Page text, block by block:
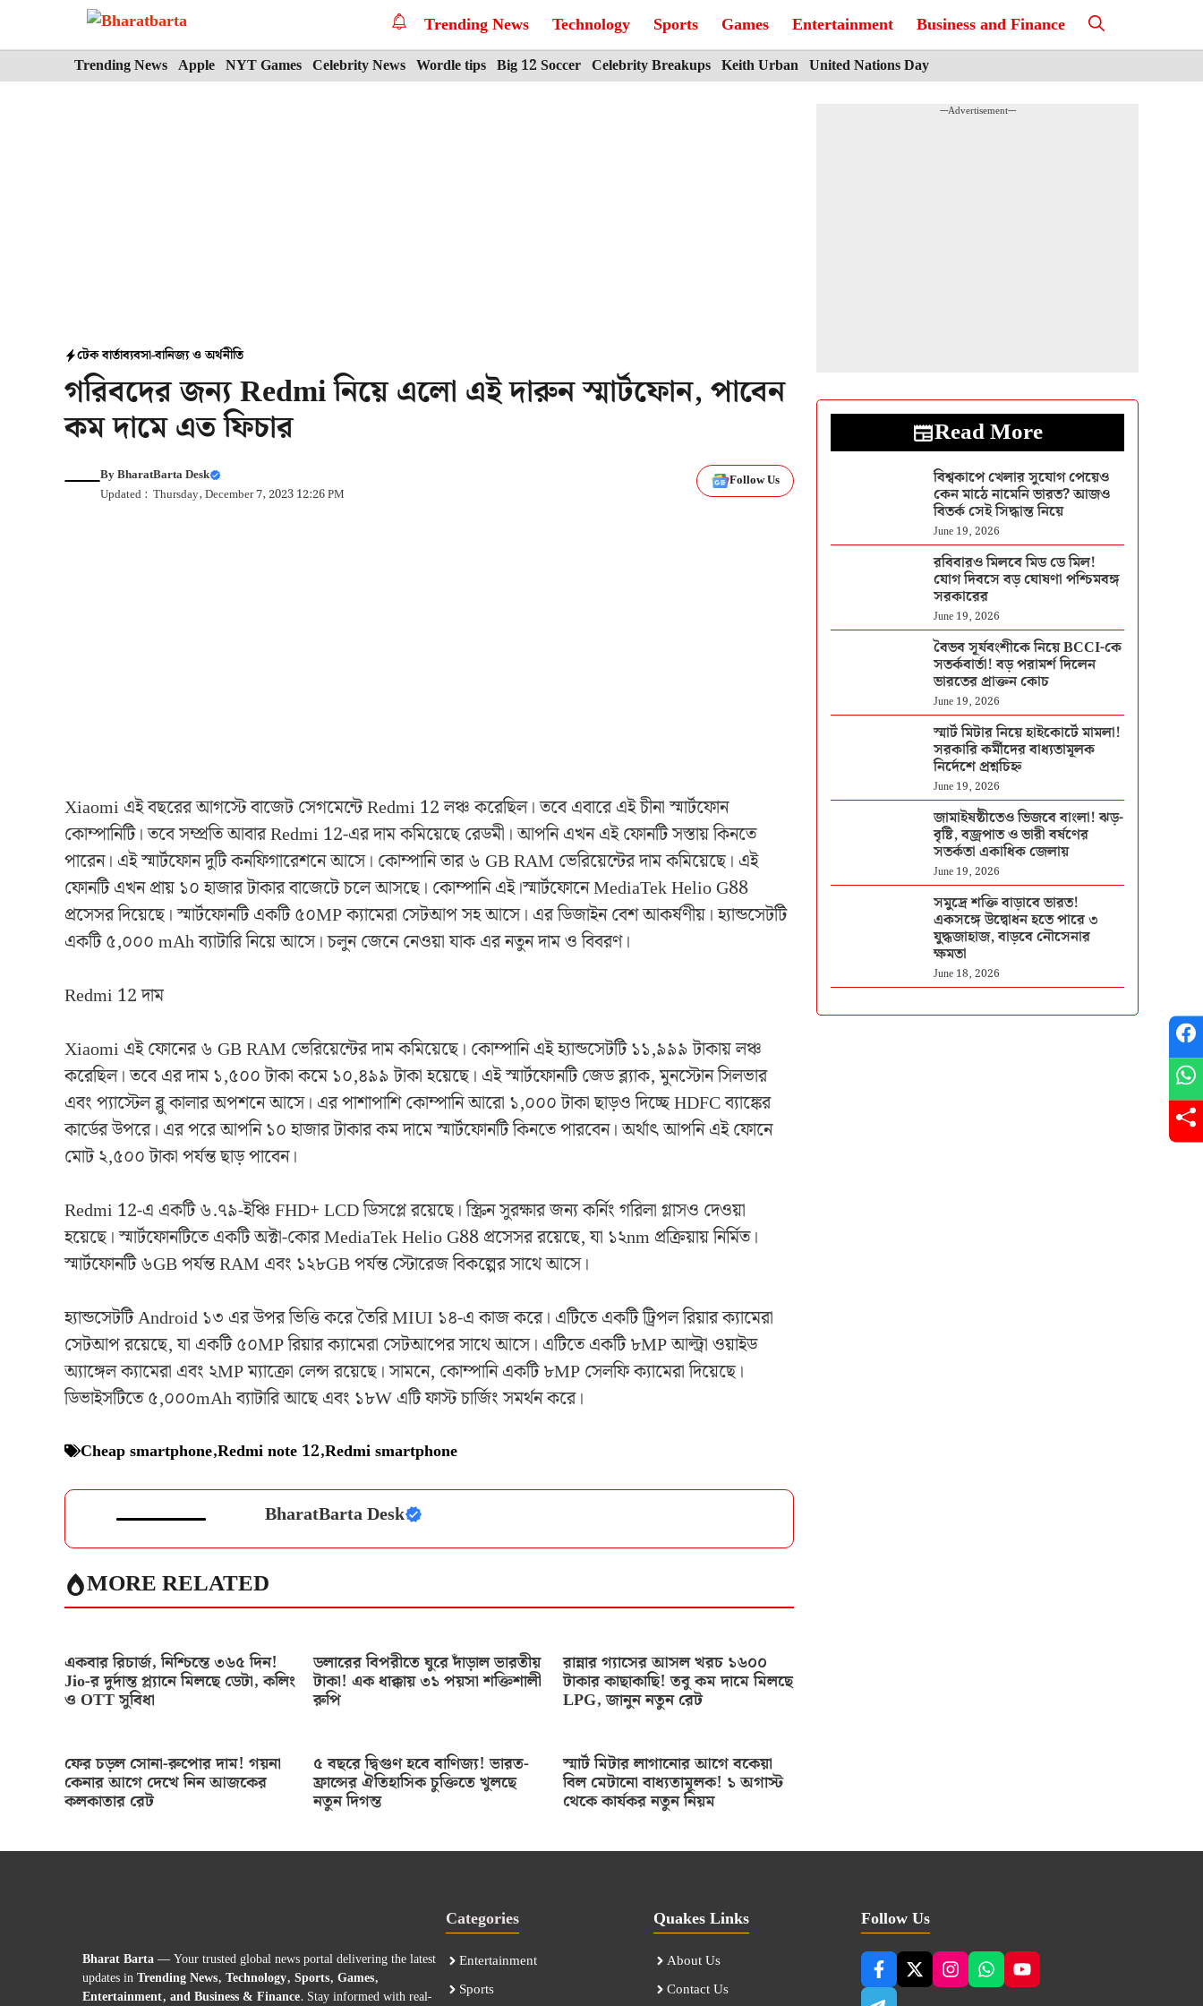
Trending News Technology Sports Games Entertainment Business and Finance
Trending News Apple NYT Games Celebrity News Wordle tips Big 12 Soccer Celebrity Breakups Keith Urban United Nations Day
টেক বার্তাব্যবসা-বানিজ্য ও অর্থনীতি
গরিবদের জন্য Redmi নিয়ে এলো এই দারুন স্মার্টফোন, পাবেন
কম দামে এত ফিচার
ByBharatBarta Desk
Updated : Thursday, December 7, 2023 12:26 PM
Follow Us
Xiaomi এই বছরের আগস্টে বাজেট সেগমেন্টে Redmi 12 লঞ্চ করেছিল। তবে এবারে এই চীনা স্মার্টফোন
কোম্পানিটি। তবে সম্প্রতি আবার Redmi 12-এর দাম কমিয়েছে রেডমী। আপনি এখন এই ফোনটি সস্তায় কিনতে
পারেন। এই স্মার্টফোন দুটি কনফিগারেশনে আসে। কোম্পানি তার ৬ GB RAM ভেরিয়েন্টের দাম কমিয়েছে। এই
ফোনটি এখন প্রায় ১০ হাজার টাকার বাজেটে চলে আসছে। কোম্পানি এই।স্মার্টফোনে MediaTek Helio G88
প্রসেসর দিয়েছে। স্মার্টফোনটি একটি ৫০MP ক্যামেরা সেটআপ সহ আসে। এর ডিজাইন বেশ আকর্ষণীয়। হ্যান্ডসেটটি
একটি ৫,০০০ mAh ব্যাটারি নিয়ে আসে। চলুন জেনে নেওয়া যাক এর নতুন দাম ও বিবরণ।
Redmi 12 দাম
Xiaomi এই ফোনের ৬ GB RAM ভেরিয়েন্টের দাম কমিয়েছে। কোম্পানি এই হ্যান্ডসেটটি ১১,৯৯৯ টাকায় লঞ্চ
করেছিল। তবে এর দাম ১,৫০০ টাকা কমে ১০,৪৯৯ টাকা হয়েছে। এই স্মার্টফোনটি জেড ব্ল্যাক, মুনস্টোন সিলভার
এবং প্যাস্টেল ব্লু কালার অপশনে আসে। এর পাশাপাশি কোম্পানি আরো ১,০০০ টাকা ছাড়ও দিচ্ছে HDFC ব্যাঙ্কের
কার্ডের উপরে। এর পরে আপনি ১০ হাজার টাকার কম দামে স্মার্টফোনটি কিনতে পারবেন। অর্থাৎ আপনি এই ফোনে
মোট ২,৫০০ টাকা পর্যন্ত ছাড় পাবেন।
Redmi 12-এ একটি ৬.৭৯-ইঞ্চি FHD+ LCD ডিসপ্লে রয়েছে। স্ক্রিন সুরক্ষার জন্য কর্নিং গরিলা গ্লাসও দেওয়া
হয়েছে। স্মার্টফোনটিতে একটি অক্টা-কোর MediaTek Helio G88 প্রসেসর রয়েছে, যা ১২nm প্রক্রিয়ায় নির্মিত।
স্মার্টফোনটি ৬GB পর্যন্ত RAM এবং ১২৮GB পর্যন্ত স্টোরেজ বিকল্পের সাথে আসে।
হ্যান্ডসেটটি Android ১৩ এর উপর ভিত্তি করে তৈরি MIUI ১৪-এ কাজ করে। এটিতে একটি ট্রিপল রিয়ার ক্যামেরা
সেটআপ রয়েছে, যা একটি ৫০MP রিয়ার ক্যামেরা সেটআপের সাথে আসে। এটিতে একটি ৮MP আল্ট্রা ওয়াইড
অ্যাঙ্গেল ক্যামেরা এবং ২MP ম্যাক্রো লেন্স রয়েছে। সামনে, কোম্পানি একটি ৮MP সেলফি ক্যামেরা দিয়েছে।
ডিভাইসটিতে ৫,০০০mAh ব্যাটারি আছে এবং ১৮W এটি ফাস্ট চার্জিং সমর্থন করে।
Cheap smartphone,Redmi note 12,Redmi smartphone
BharatBarta Desk
MORE RELATED
একবার রিচার্জ, নিশ্চিন্তে ৩৬৫ দিন!
Jio-র দুর্দান্ত প্ল্যানে মিলছে ডেটা, কলিং
ও OTT সুবিধা
ডলারের বিপরীতে ঘুরে দাঁড়াল ভারতীয়
টাকা! এক ধাক্কায় ৩১ পয়সা শক্তিশালী
রুপি
রান্নার গ্যাসের আসল খরচ ১৬০০
টাকার কাছাকাছি! তবু কম দামে মিলছে
LPG, জানুন নতুন রেট
ফের চড়ল সোনা-রুপোর দাম! গয়না
কেনার আগে দেখে নিন আজকের
কলকাতার রেট
৫ বছরে দ্বিগুণ হবে বাণিজ্য! ভারত-
ফ্রান্সের ঐতিহাসিক চুক্তিতে খুলছে
নতুন দিগন্ত
স্মার্ট মিটার লাগানোর আগে বকেয়া
বিল মেটানো বাধ্যতামূলক! ১ অগাস্ট
থেকে কার্যকর নতুন নিয়ম
---Advertisement---
Read More
বিশ্বকাপে খেলার সুযোগ পেয়েও
কেন মাঠে নামেনি ভারত? আজও
বিতর্ক সেই সিদ্ধান্ত নিয়ে
June 19, 2026
রবিবারও মিলবে মিড ডে মিল!
যোগ দিবসে বড় ঘোষণা পশ্চিমবঙ্গ
সরকারের
June 19, 2026
বৈভব সূর্যবংশীকে নিয়ে BCCI-কে
সতর্কবার্তা! বড় পরামর্শ দিলেন
ভারতের প্রাক্তন কোচ
June 19, 2026
স্মার্ট মিটার নিয়ে হাইকোর্টে মামলা!
সরকারি কর্মীদের বাধ্যতামূলক
নির্দেশে প্রশ্নচিহ্ন
June 19, 2026
জামাইষষ্ঠীতেও ভিজবে বাংলা! ঝড়-
বৃষ্টি, বজ্রপাত ও ভারী বর্ষণের
সতর্কতা একাধিক জেলায়
June 19, 2026
সমুদ্রে শক্তি বাড়াবে ভারত!
একসঙ্গে উদ্বোধন হতে পারে ৩
যুদ্ধজাহাজ, বাড়বে নৌসেনার
ক্ষমতা
June 18, 2026
Bharat Barta— Your trusted global news portal delivering the latest
updates inTrending News, Technology, Sports, Games,
Entertainment, and Business & Finance. Stay informed with real-
Categories
Entertainment
Sports
Quakes Links
About Us
Contact Us
Follow Us